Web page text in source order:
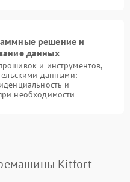
решение и
данных
и инструментов,
данными:
и
необходимости
Kitfort